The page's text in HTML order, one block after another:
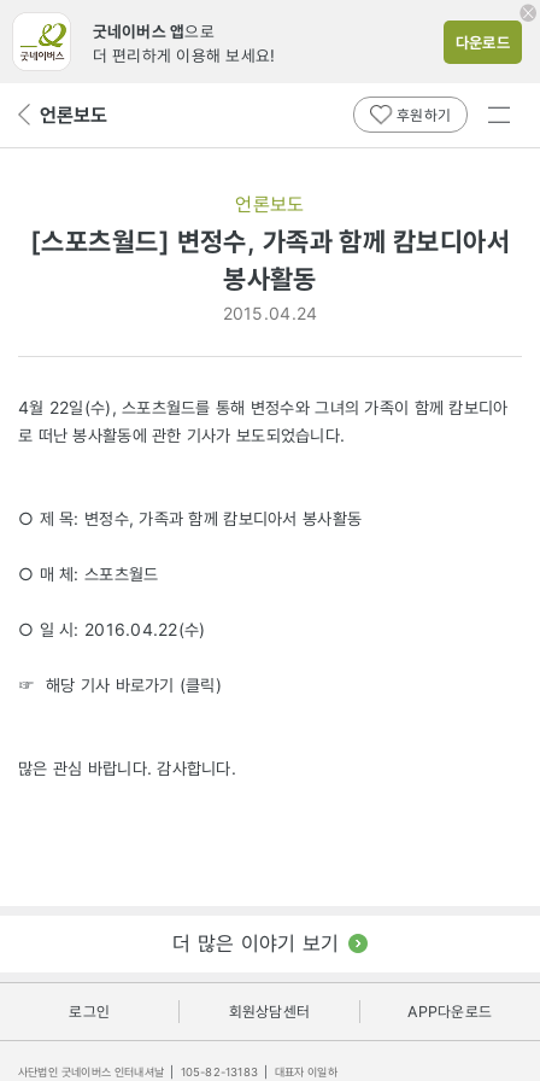
굿네이버스 앱으로
더 편리하게 이용해 보세요!
다운로드
뒤 언론보도 후원하기
전체
언론보도
[스포츠월드] 변정수, 가족과 함께 캄보디아서
봉사활동
2015.04.24
4월 22일(수), 스포츠월드를 통해 변정수와 그녀의 가족이 함께 캄보디아
로 떠난 봉사활동에 관한 기사가 보도되었습니다.
○ 제 목: 변정수, 가족과 함께 캄보디아서 봉사활동
○ 매 체: 스포츠월드
○ 일 시: 2016.04.22(수)
☞ 해당 기사 바로가기 (클릭)
많은 관심 바랍니다. 감사합니다.
더 많은 이야기 보기
로그인 회원상담센터 APP다운로드
사단법인 굿네이버스 인터내셔날 105-82-13183 대표자 이일하